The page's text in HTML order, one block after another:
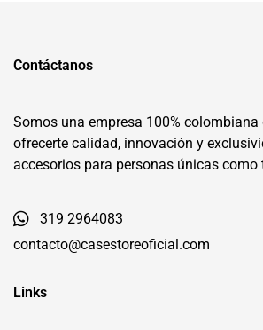
Contáctanos
Somos una empresa 100% colombiana
ofrecerte calidad, innovación y
accesorios para personas únicas como
319 2964083
contacto@casestoreoficial.com
Links